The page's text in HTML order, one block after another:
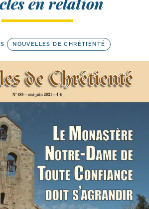
NOUVELLES DE CHRÉTIENTÉ